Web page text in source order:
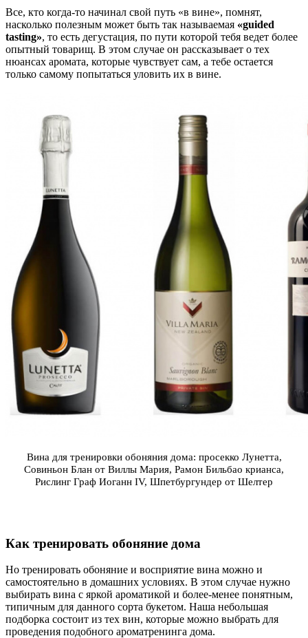
Все, кто когда-то начинал свой путь «в вине», помнят,
насколько полезным может быть так называемая «guided
tasting», то есть дегустация, по пути которой тебя ведет более
опытный товарищ. В этом случае он рассказывает о тех
нюансах аромата, которые чувствует сам, а тебе остается
только самому попытаться уловить их в вине.
Вина для тренировки обоняния дома: просекко Лунетта,
Совиньон Блан от Виллы Мария, Рамон Бильбао крианса,
Рислинг Граф Иоганн IV, Шпетбургундер от Шелтер
Как тренировать обоняние дома
Но тренировать обоняние и восприятие вина можно и
самостоятельно в домашних условиях. В этом случае нужно
выбирать вина с яркой ароматикой и более-менее понятным,
типичным для данного сорта букетом. Наша небольшая
подборка состоит из тех вин, которые можно выбрать для
проведения подобного ароматренинга дома.